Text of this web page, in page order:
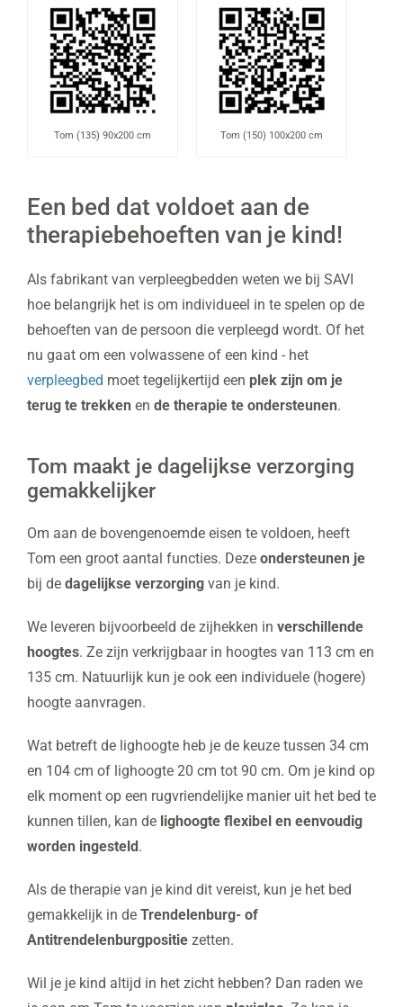
Tom (135) 90x200 cm Tom (150) 100x200 cm
Een bed dat voldoet aan de
therapiebehoeften van je kind!
Als fabrikant van verpleegbedden weten we bij SAVI
hoe belangrijk het is om individueel in te spelen op de
behoeften van de persoon die verpleegd wordt. Of het
nu gaat om een volwassene of een kind - het
verpleegbed moet tegelijkertijd een plek zijn om je
terug te trekken en de therapie te ondersteunen.
Tom maakt je dagelijkse verzorging
gemakkelijker
Om aan de bovengenoemde eisen te voldoen, heeft
Tom een groot aantal functies. Deze ondersteunen je
bij de dagelijkse verzorging van je kind.
We leveren bijvoorbeeld de zijhekken in verschillende
hoogtes. Ze zijn verkrijgbaar in hoogtes van 113 cm en
135 cm. Natuurlijk kun je ook een individuele (hogere)
hoogte aanvragen.
Wat betreft de lighoogte heb je de keuze tussen 34 cm
en 104 cm of lighoogte 20 cm tot 90 cm. Om je kind op
elk moment op een rugvriendelijke manier uit het bed te
kunnen tillen, kan de lighoogte flexibel en eenvoudig
worden ingesteld.
Als de therapie van je kind dit vereist, kun je het bed
gemakkelijk in de Trendelenburg- of
Antitrendelenburgpositie zetten.
Wil je je kind altijd in het zicht hebben? Dan raden we